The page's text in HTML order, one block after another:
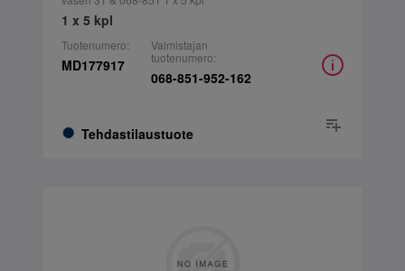
1 x 5 kpl
Tuotenumero:
MD177917
Tehdastilaustuote
Valmistajan
tuotenumero:
068-851-952-162